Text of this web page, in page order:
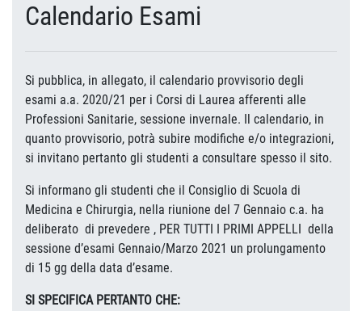
Calendario Esami
Si pubblica, in allegato, il calendario provvisorio degli
esami a.a. 2020/21 per i Corsi di Laurea afferenti alle
Professioni Sanitarie, sessione invernale. Il calendario, in
quanto provvisorio, potrà subire modifiche e/o integrazioni,
si invitano pertanto gli studenti a consultare spesso il sito.
Si informano gli studenti che il Consiglio di Scuola di
Medicina e Chirurgia, nella riunione del 7 Gennaio c.a. ha
deliberato di prevedere , PER TUTTI I PRIMI APPELLI della
sessione d’esami Gennaio/Marzo 2021 un prolungamento
di 15 gg della data d’esame.
SI SPECIFICA PERTANTO CHE: